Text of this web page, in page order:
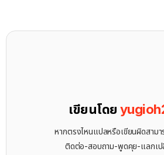
เขียนโดย
หากตรงไหนแปลหรือเขียนผิดสามา
ติดต่อ-สอบถาม-พูดคุย-แลกเป